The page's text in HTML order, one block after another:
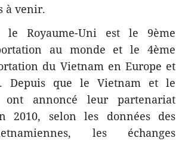
à venir.
le Royaume-Uni est le 9ème
au monde et le 4ème
du Vietnam en Europe et
Depuis que le Vietnam et le
ont annoncé leur partenariat
2010, selon les données des
les échanges